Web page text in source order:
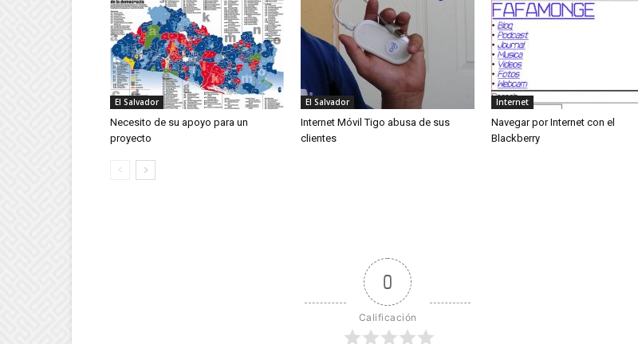
El Salvador
Necesito de su apoyo para un
proyecto
El Salvador
Internet Móvil Tigo abusa de sus
clientes
Internet
Navegar por Internet con el
Blackberry
0
Calificación